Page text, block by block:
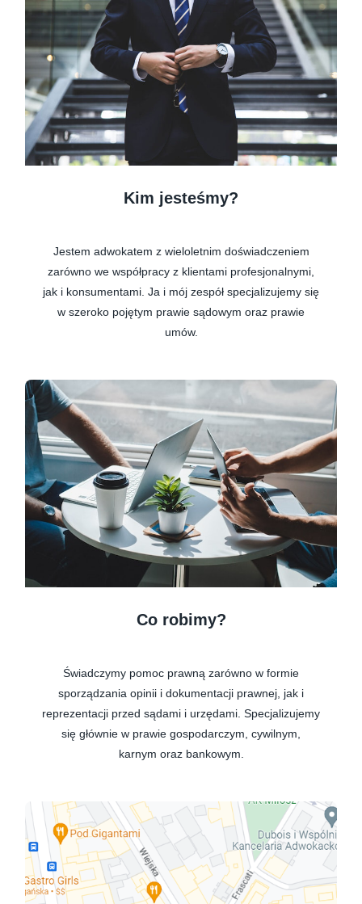
Kim jesteśmy?
Jestem adwokatem z wieloletnim doświadczeniem
zarówno we współpracy z klientami profesjonalnymi,
jak i konsumentami. Ja i mój zespół specjalizujemy się
w szeroko pojętym prawie sądowym oraz prawie
umów.
Co robimy?
Świadczymy pomoc prawną zarówno w formie
sporządzania opinii i dokumentacji prawnej, jak i
reprezentacji przed sądami i urzędami. Specjalizujemy
się głównie w prawie gospodarczym, cywilnym,
karnym oraz bankowym.